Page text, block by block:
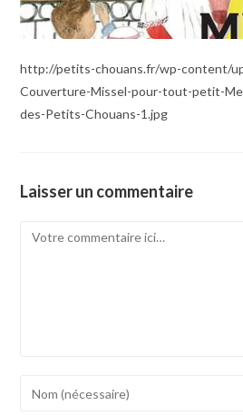
http://petits-chouans.fr/wp-content/
Couverture-Missel-pour-tout-petit-
des-Petits-Chouans-1.jpg
Laisser un commentaire
Comment